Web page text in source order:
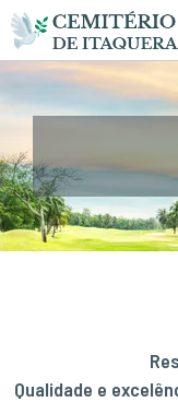
Qualidade e